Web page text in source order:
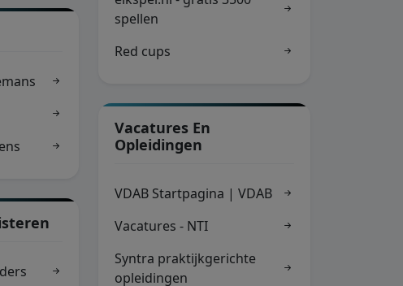
spellen
Red cups
Vacatures En
Opleidingen
VDAB Startpagina | VDAB
Vacatures - NTI
Syntra praktijkgerichte
opleidingen